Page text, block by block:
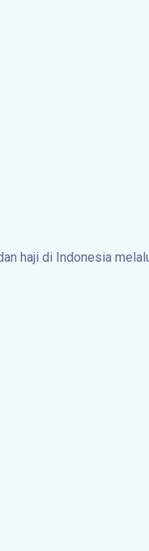
haji di Indonesia